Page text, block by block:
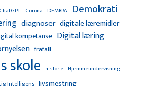
ChatGPT Corona DEMBRA Demokrati
diagnoser digitale læremidler
kompetanse Digital læring
frafall
skole historie Hjemmeundervisning